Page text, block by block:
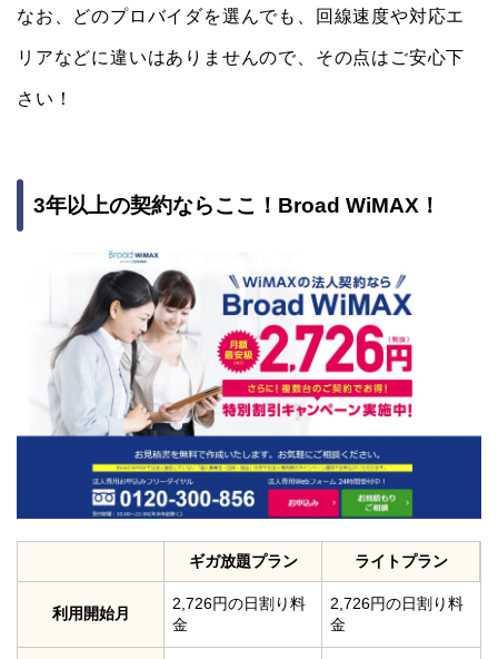
なお、どのプロバイダを選んでも、回線速度や対応エ
リアなどに違いはありませんので、その点はご安心下
さい！
3年以上の契約ならここ！Broad WiMAX！
ギガ放題プラン ライトプラン
利用開始月
2,726円の日割り料
金
2,726円の日割り料
金